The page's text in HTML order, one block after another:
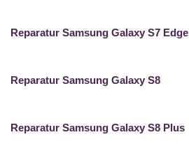
Reparatur Samsung Galaxy S7 Edge
Reparatur Samsung Galaxy S8
Reparatur Samsung Galaxy S8 Plus